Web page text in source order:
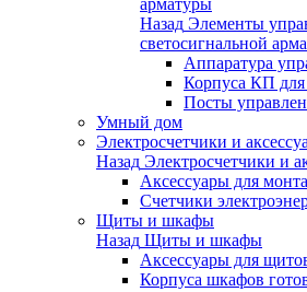
арматуры
Назад Элементы
светосигнальной
Аппаратура
Корпуса КП
Посты
Умный дом
Электросчетчики и
Назад Электросчетчики и
Аксессуары для
Счетчики
Щиты и шкафы
Назад Щиты и шкафы
Аксессуары для
Корпуса шкафов